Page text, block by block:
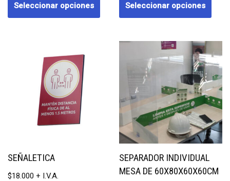
Seleccionar opciones Seleccionar opciones
SEÑALETICA
$18.000
SEPARADOR INDIVIDUAL
MESA DE 60X80X60X60CM